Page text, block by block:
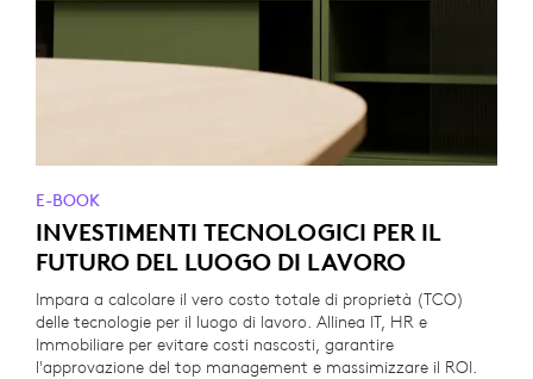
E-BOOK
INVESTIMENTI TECNOLOGICI PER IL
FUTURO DEL LUOGO DI LAVORO
Impara a calcolare il vero costo totale di proprietà (TCO)
delle tecnologie per il luogo di lavoro. Allinea IT, HR e
Immobiliare per evitare costi nascosti, garantire
l'approvazione del top management e massimizzare il ROI.